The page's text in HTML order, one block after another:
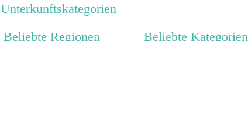
Unterkunftskategorien
Beliebte Regionen
Beliebte Kategorien